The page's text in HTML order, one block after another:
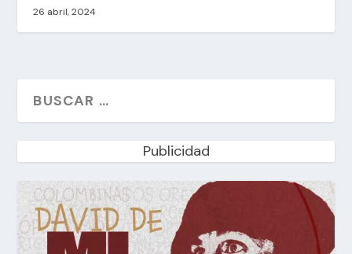
26 abril, 2024
Publicidad